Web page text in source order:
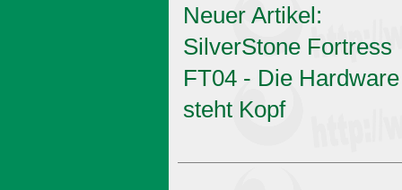
Neuer Artikel:
SilverStone Fortress
FT04 - Die Hardware
steht Kopf